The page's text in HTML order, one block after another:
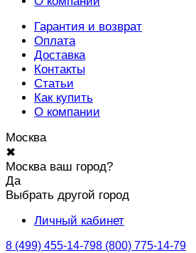
Гарантия и возврат
Оплата
Доставка
Контакты
Статьи
Как купить
О компании
Москва
✖
Москва ваш город?
Да
Выбрать другой город
Личный кабинет
8 (499) 455-14-798 (800) 775-14-79